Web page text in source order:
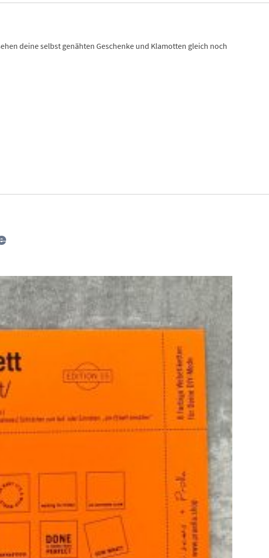
deine selbst genähten Geschenke und Klamotten gleich noch